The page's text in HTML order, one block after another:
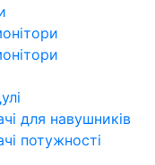
для навушників
потужності